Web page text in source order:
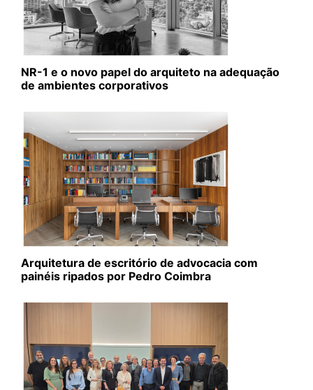
NR-1 e o novo papel do arquiteto na adequação
de ambientes corporativos
Arquitetura de escritório de advocacia com
painéis ripados por Pedro Coimbra